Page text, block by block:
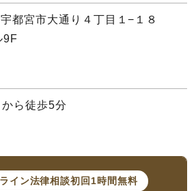
都宮市大通り４丁目１−１８
9F
ら徒歩5分
イン法律相談初回1時間無料